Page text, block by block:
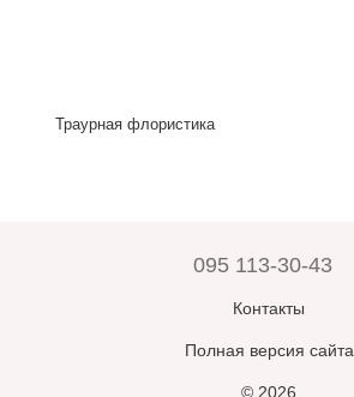
Траурная флористика
095 113-30-43
Контакты
Полная версия сайта
© 2026